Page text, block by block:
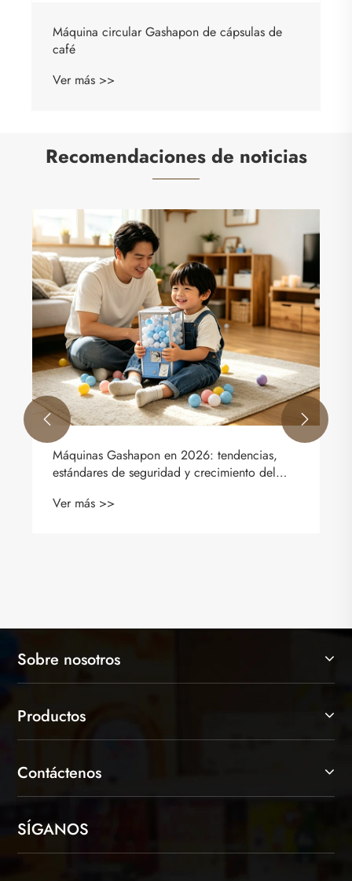
Recomendaciones de noticias
¿Qué son las máquinas Gashapon?
Ver más >>
 
Sobre nosotros
Productos
Contáctenos
SÍGANOS